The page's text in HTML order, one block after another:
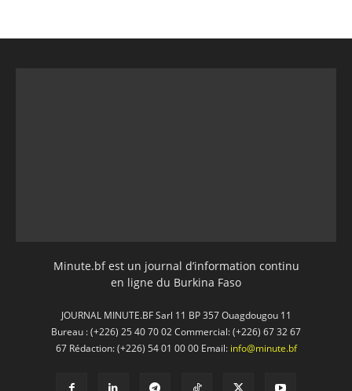
Minute.bf est un journal d’information continu
en ligne du Burkina Faso
JOURNAL MINUTE.BF Sarl 11 BP 357 Ouagdougou 11
Bureau : (+226) 25 40 70 02 Commercial: (+226) 67 32 67
67 Rédaction: (+226) 54 01 00 00 Email: info@minute.bf